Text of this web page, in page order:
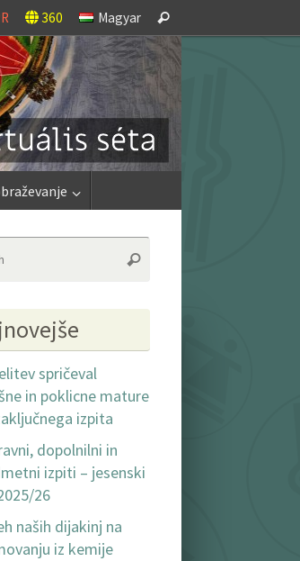
360 Magyar
for:
Search
Search
spričeval
in poklicne mature
izpita
dopolnilni in
izpiti – jesenski
26
naših dijakinj na
iz kemije